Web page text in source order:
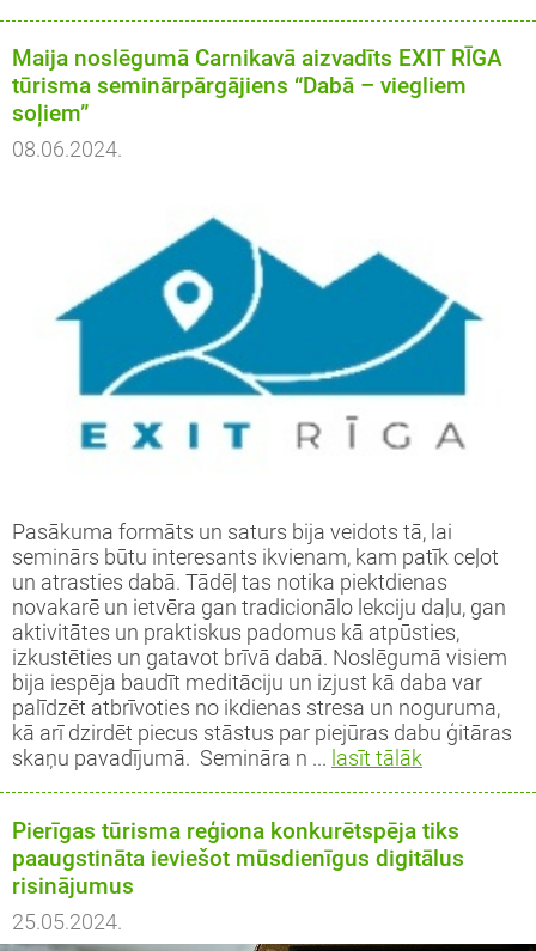
Maija noslēgumā Carnikavā aizvadīts EXIT RĪGA
tūrisma seminārpārgājiens “Dabā – viegliem
soļiem”
08.06.2024.
Pasākuma formāts un saturs bija veidots tā, lai
seminārs būtu interesants ikvienam, kam patīk ceļot
un atrasties dabā. Tādēļ tas notika piektdienas
novakarē un ietvēra gan tradicionālo lekciju daļu, gan
aktivitātes un praktiskus padomus kā atpūsties,
izkustēties un gatavot brīvā dabā. Noslēgumā visiem
bija iespēja baudīt meditāciju un izjust kā daba var
palīdzēt atbrīvoties no ikdienas stresa un noguruma,
kā arī dzirdēt piecus stāstus par piejūras dabu ģitāras
skaņu pavadījumā. Semināra n ... lasīt tālāk
Pierīgas tūrisma reģiona konkurētspēja tiks
paaugstināta ieviešot mūsdienīgus digitālus
risinājumus
25.05.2024.